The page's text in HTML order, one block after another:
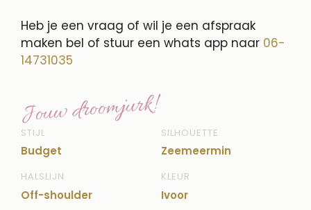
Heb je een vraag of wil je een afspraak
maken bel of stuur een whats app naar 06-
14731035
Jouw droomjurk!
STIJL
Budget
SILHOUETTE
Zeemeermin
HALSLIJN
Off-shoulder
KLEUR
Ivoor